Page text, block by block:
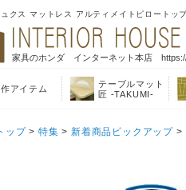
クス マットレス アルティメイトピロート
家具のホンダ インターネット本店
アイテム
テーブルマット
匠 -TAKUMI-
ップ> 特集 >新着商品ピックアップ >